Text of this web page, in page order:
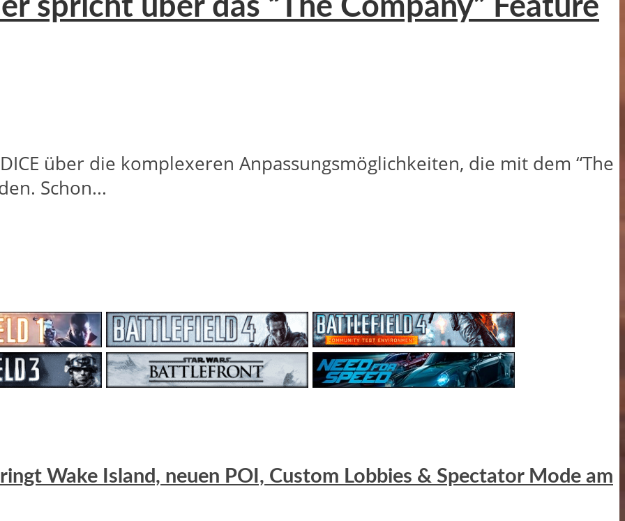
spricht über das “The Company” Feature
über die komplexeren Anpassungsmöglichkeiten, die mit dem “The
Schon...
Wake Island, neuen POI, Custom Lobbies & Spectator Mode am